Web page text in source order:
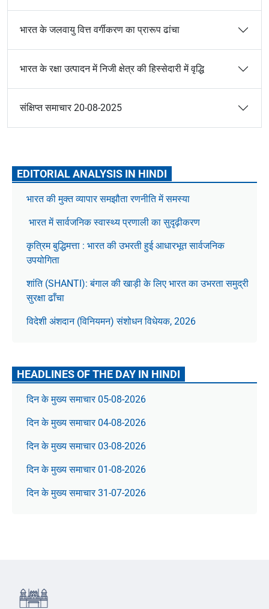
भारत के जलवायु वित्त वर्गीकरण का प्रारूप ढांचा
भारत के रक्षा उत्पादन में निजी क्षेत्र की हिस्सेदारी में वृद्धि
संक्षिप्त समाचार 20-08-2025
EDITORIAL ANALYSIS IN HINDI
भारत की मुक्त व्यापार समझौता रणनीति में समस्या
भारत में सार्वजनिक स्वास्थ्य प्रणाली का सुदृढ़ीकरण
कृत्रिम बुद्धिमत्ता : भारत की उभरती हुई आधारभूत सार्वजनिक
उपयोगिता
शांति (SHANTI): बंगाल की खाड़ी के लिए भारत का उभरता समुद्री
सुरक्षा ढाँचा
विदेशी अंशदान (विनियमन) संशोधन विधेयक, 2026
HEADLINES OF THE DAY IN HINDI
दिन के मुख्य समाचार 05-08-2026
दिन के मुख्य समाचार 04-08-2026
दिन के मुख्य समाचार 03-08-2026
दिन के मुख्य समाचार 01-08-2026
दिन के मुख्य समाचार 31-07-2026